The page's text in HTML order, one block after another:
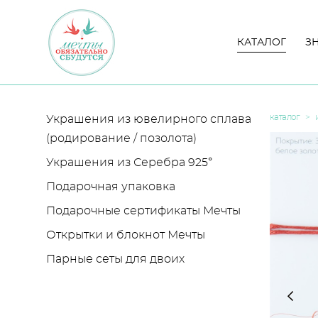
КАТАЛОГ
КАТАЛОГ
Украшения из ювелирного сплава
(родирование / позолота)
Украшения из Серебра 925°
Подарочная упаковка
Подарочные сертификаты Мечты
Открытки и блокнот Мечты
Парные сеты для двоих
каталог >